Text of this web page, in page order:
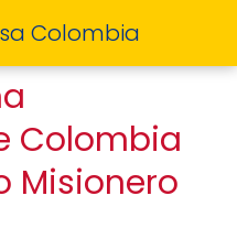
Colombia
Colombia
Misionero